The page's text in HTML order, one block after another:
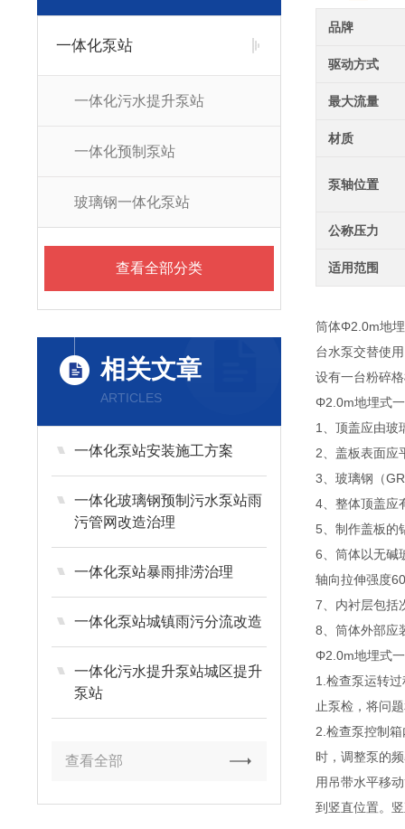
一体化泵站
一体化污水提升泵站
一体化预制泵站
玻璃钢一体化泵站
查看全部分类
相关文章
ARTICLES
一体化泵站安装施工方案
一体化玻璃钢预制污水泵站雨
污管网改造治理
一体化泵站暴雨排涝治理
一体化泵站城镇雨污分流改造
一体化污水提升泵站城区提升
泵站
查看全部
品牌
驱动方式
最大流量
材质
泵轴位置
公称压力
适用范围
筒体Φ2.0m地
台水泵交替使
设有一台粉碎
Φ2.0m地埋式
1、顶盖应由玻
2、盖板表面应
3、玻璃钢（
4、整体顶盖应
5、制作盖板的
6、筒体以无碱
轴向拉伸强度
7、内衬层包括
8、筒体外部应
Φ2.0m地埋式
1.检查泵运转
止泵检，将问
2.检查泵控制
时，调整泵的
用吊带水平移
到竖直位置。